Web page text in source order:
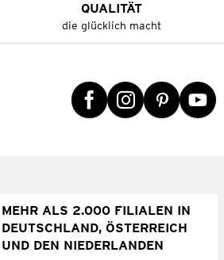
QUALITÄT
die glücklich macht
MEHR ALS 2.000 FILIALEN IN
DEUTSCHLAND, ÖSTERREICH
UND DEN NIEDERLANDEN